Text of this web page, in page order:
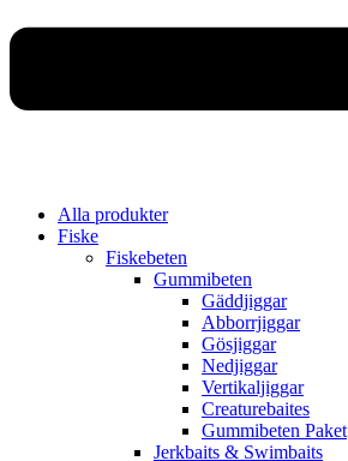
Alla produkter
Fiske
Fiskebeten
Gummibeten
Gäddjiggar
Abborrjiggar
Gösjiggar
Nedjiggar
Vertikaljiggar
Creaturebaites
Gummibeten Paket
Jerkbaits & Swimbaits